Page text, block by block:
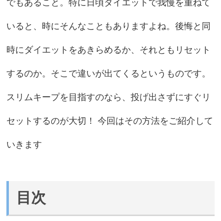
でもあること。特に日頃ダイエットで我慢を重ねて
いると、時にそんなこともありますよね。後悔と同
時にダイエットをあきらめるか、それともリセット
するのか。そこで違いが出てくるというものです。
スリムキープを目指すのなら、投げ出さずにすぐリ
セットするのが大切！ 今回はその方法をご紹介して
いきます
目次